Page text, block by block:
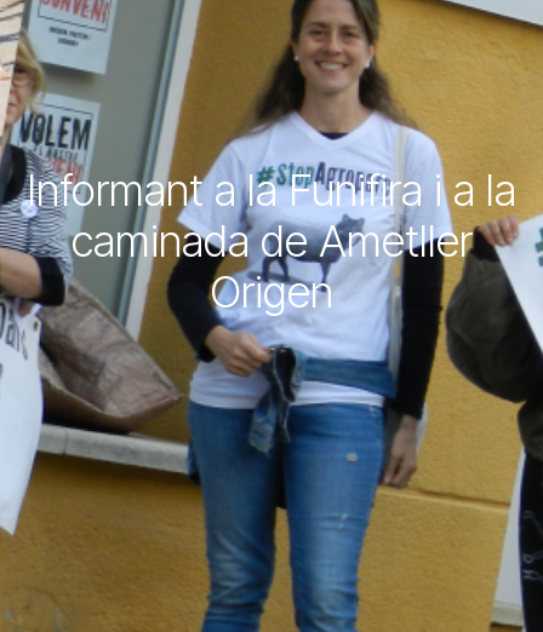
Informant a la Funifira i a la
caminada de Ametller
Origen